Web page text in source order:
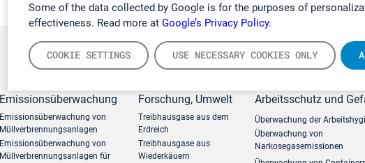
Some of the data collected by Google is for the purposes of
effectiveness. Read more at Google’s Privacy Policy.
COOKIE SETTINGS USE NECESSARY COOKIES ONLY
Emissionsüberwachung
Emissionsüberwachung von
Müllverbrennungsanlagen
Emissionsüberwachung von
Müllverbrennungsanlagen für
Forschung, Umwelt
Treibhausgase aus dem
Erdreich
Treibhausgase aus
Wiederkäuern
Arbeitsschutz und
Überwachung der
Überwachung von
Narkosegasemissionen